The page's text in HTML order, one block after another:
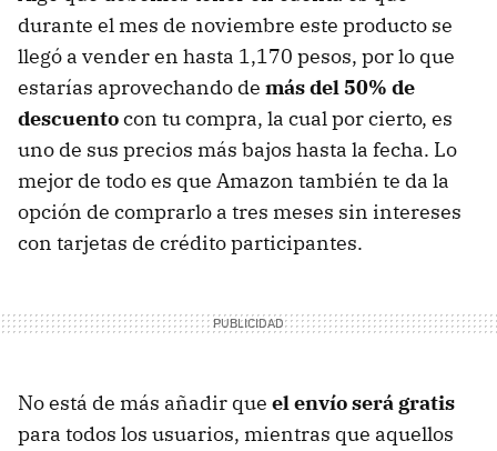
durante el mes de noviembre este producto se
llegó a vender en hasta 1,170 pesos, por lo que
estarías aprovechando de más del 50% de
descuentocon tu compra, la cual por cierto, es
uno de sus precios más bajos hasta la fecha. Lo
mejor de todo es que Amazon también te da la
opción de comprarlo a tres meses sin intereses
con tarjetas de crédito participantes.
No está de más añadir que el envío será gratis
para todos los usuarios, mientras que aquellos